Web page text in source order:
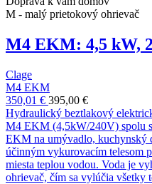
M - malý prietokový ohrievač
M4 EKM: 4,5 kW,
Clage
M4 EKM
350,01 € 395,00 €
Hydraulický beztlakový
M4 EKM (4,5kW/240V) spolu
EKM na umývadlo, kuchynský
účinným vykurovacím telesom
miesta teplou vodou. Voda je
ohrievač, čím sa vylúčia všetky